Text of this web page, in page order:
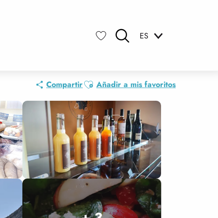
ES
CompartirAjouter aux favoris
Añadir a mis favoritos